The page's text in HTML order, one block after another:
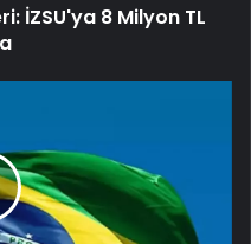
İZSU'ya 8 Milyon TL